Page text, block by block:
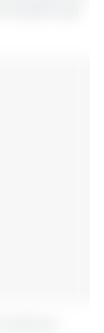
spinto gli